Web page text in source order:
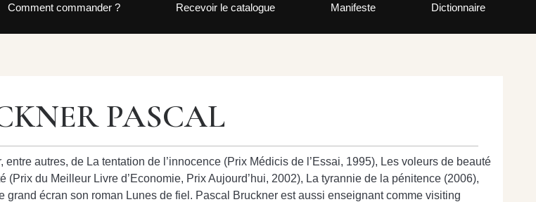
Comment commander ? Recevoir le catalogue Manifeste Dictionnaire
PASCAL
autres, de La tentation de l’innocence (Prix Médicis de l’Essai, 1995), Les voleurs de beauté
du Meilleur Livre d’Economie, Prix Aujourd’hui, 2002), La tyrannie de la pénitence (2006),
écran son roman Lunes de fiel. Pascal Bruckner est aussi enseignant comme visiting